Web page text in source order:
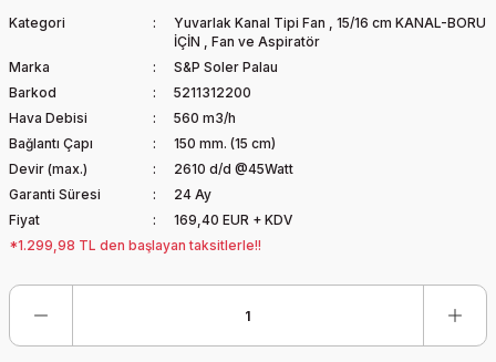
Kategori Yuvarlak Kanal Tipi Fan , 15/16 cm KANAL-BORU
İÇİN , Fan ve Aspiratör
Marka
S&P Soler Palau
Barkod
5211312200
Hava Debisi
560 m3/h
Bağlantı Çapı
150 mm. (15 cm)
Devir (max.)
2610 d/d @45Watt
Garanti Süresi
24 Ay
Fiyat
169,40 EUR + KDV
*1.299,98 TL den başlayan taksitlerle!!